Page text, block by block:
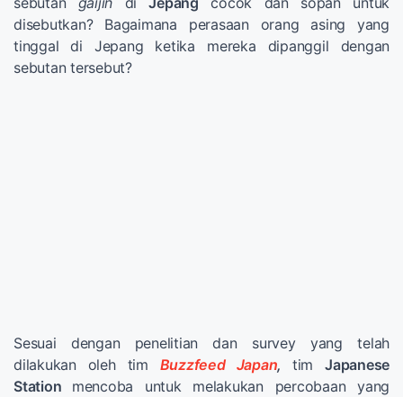
disebutkan? Bagaimana perasaan orang asing yang
tinggal di Jepang ketika mereka dipanggil dengan
sebutan tersebut?
Sesuai dengan penelitian dan survey yang telah
dilakukan oleh tim Buzzfeed Japan, tim Japanese
Station mencoba untuk melakukan percobaan yang